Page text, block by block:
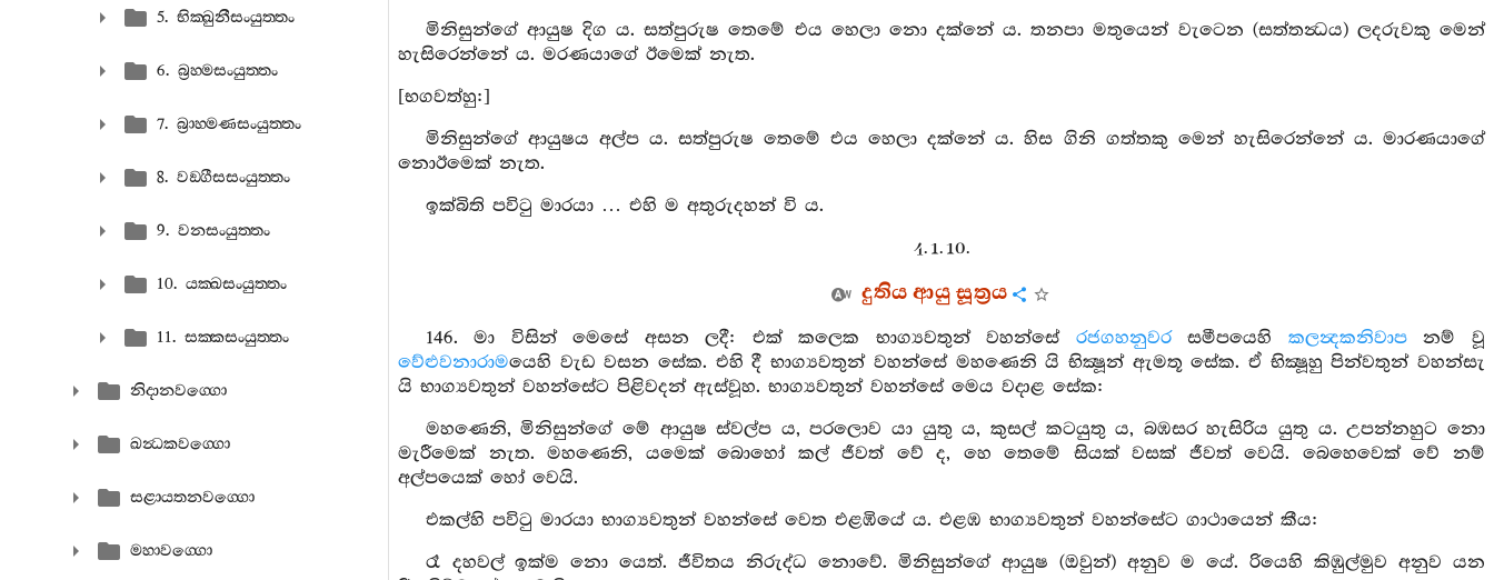
5. භික‍්ඛුනීසංයුත‍්තං
6. බ්‍රහ‍්මසංයුත‍්තං
7. බ්‍රාහ‍්මණසංයුත‍්තං
8. වඞ‍්ගීසසංයුත‍්තං
9. වනසංයුත‍්තං
10. යක‍්ඛසංයුත‍්තං
11. සක‍්කසංයුත‍්තං
නිදානවග‍්ගො
ඛන්‍ධකවග‍්ගො
සළායතනවග‍්ගො
මහාවග‍්ගො
මිනිසුන්ගේ ආයුෂ දිග ය. සත්පුරුෂ තෙමේ එය හෙලා නො දක්නේ ය. තනපා මතුයෙන් වැටෙන (සත්තන්‍ධය) ලදරුවකු මෙන්
හැසිරෙන්නේ ය. මරණයාගේ ඊමෙක් නැත.
[භගවත්හු:]
මිනිසුන්ගේ ආයුෂය අල්ප ය. සත්පුරුෂ තෙමේ එය හෙලා දක්නේ ය. හිස ගිනි ගත්තකු මෙන් හැසිරෙන්නේ ය. මාරණයාගේ
නොඊමෙක් නැත.
ඉක්බිති පවිටු මාරයා … එහි ම අතුරුදහන් වි ය.
4. 1. 10.
දුතිය ආයු සූත්‍රය
146. මා විසින් මෙසේ අසන ලදී: එක් කලෙක භාග්‍යවතුන් වහන්සේ රජගහනුවරසමීපයෙහි කලන්‍දකනිවාපනම් වූ
වේළුවනාරාමයෙහි වැඩ වසන සේක. එහි දී භාග්‍යවතුන් වහන්සේ මහණෙනි යි භික්‍ෂූන් ඇමතූ සේක. ඒ භික්‍ෂූහු පින්වතුන් වහන්සැ
යි භාග්‍යවතුන් වහන්සේට පිළිවදන් ඇස්වූහ. භාග්‍යවතුන් වහන්සේ මෙය වදාළ සේක:
මහණෙනි, මිනිසුන්ගේ මේ ආයුෂ ස්වල්ප ය, පරලොව යා යුතු ය, කුසල් කටයුතු ය, බඹසර හැසිරිය යුතු ය. උපන්නහුට නො
මැරීමෙක් නැත. මහණෙනි, යමෙක් බොහෝ කල් ජීවත් වේ ද, හෙ තෙමේ සියක් වසක් ජීවත් වෙයි. බෙහෙවෙක් වේ නම්
අල්පයෙක් හෝ වෙයි.
එකල්හි පවිටු මාරයා භාග්‍යවතුන් වහන්සේ වෙත එළඹියේ ය. එළඹ භාග්‍යවතුන් වහන්සේට ගාථායෙන් කීය:
රෑ දහවල් ඉක්ම නො යෙත්. ජීවිතය නිරුද්ධ නොවේ. මිනිසුන්ගේ ආයුෂ (ඔවුන්) අනුව ම යේ. රියෙහි කිඹුල්මුව අනුව යන